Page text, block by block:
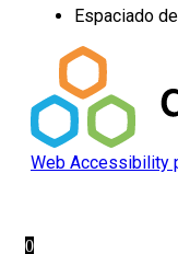
Espaciado
Web Accessibility
0